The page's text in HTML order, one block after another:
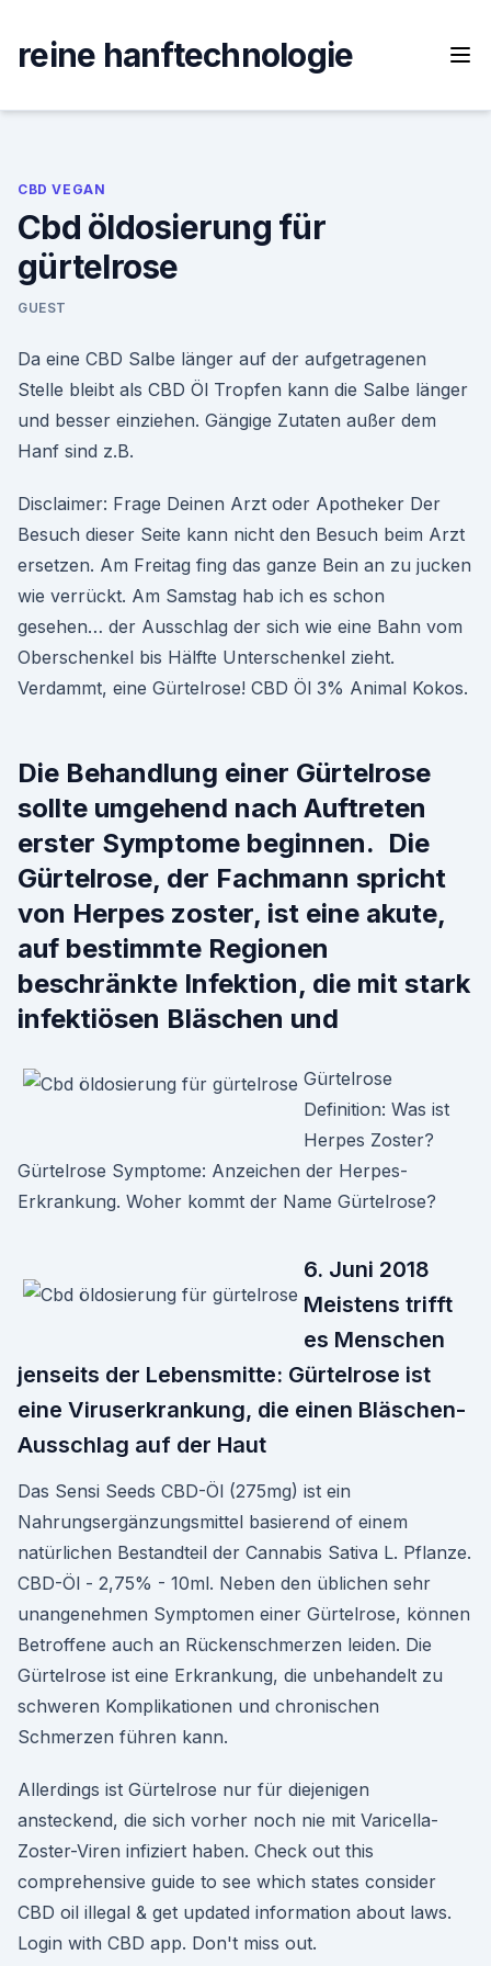
content
reine hanftechnologie
CBD VEGAN
Cbd öldosierung für
gürtelrose
GUEST
Da eine CBD Salbe länger auf der aufgetragenen
Stelle bleibt als CBD Öl Tropfen kann die Salbe länger
und besser einziehen. Gängige Zutaten außer dem
Hanf sind z.B.
Disclaimer: Frage Deinen Arzt oder Apotheker Der
Besuch dieser Seite kann nicht den Besuch beim Arzt
ersetzen. Am Freitag fing das ganze Bein an zu jucken
wie verrückt. Am Samstag hab ich es schon
gesehen… der Ausschlag der sich wie eine Bahn vom
Oberschenkel bis Hälfte Unterschenkel zieht.
Verdammt, eine Gürtelrose! CBD Öl 3% Animal Kokos.
Die Behandlung einer Gürtelrose
sollte umgehend nach Auftreten
erster Symptome beginnen. Die
Gürtelrose, der Fachmann spricht
von Herpes zoster, ist eine akute,
auf bestimmte Regionen
beschränkte Infektion, die mit stark
infektiösen Bläschen und
Gürtelrose
Definition: Was ist
Herpes Zoster?
Gürtelrose Symptome: Anzeichen der Herpes-
Erkrankung. Woher kommt der Name Gürtelrose?
6. Juni 2018
Meistens trifft
es Menschen
jenseits der Lebensmitte: Gürtelrose ist
eine Viruserkrankung, die einen Bläschen-
Ausschlag auf der Haut
Das Sensi Seeds CBD-Öl (275mg) ist ein
Nahrungsergänzungsmittel basierend of einem
natürlichen Bestandteil der Cannabis Sativa L. Pflanze.
CBD-Öl - 2,75% - 10ml. Neben den üblichen sehr
unangenehmen Symptomen einer Gürtelrose, können
Betroffene auch an Rückenschmerzen leiden. Die
Gürtelrose ist eine Erkrankung, die unbehandelt zu
schweren Komplikationen und chronischen
Schmerzen führen kann.
Allerdings ist Gürtelrose nur für diejenigen
ansteckend, die sich vorher noch nie mit Varicella-
Zoster-Viren infiziert haben. Check out this
comprehensive guide to see which states consider
CBD oil illegal & get updated information about laws.
Login with CBD app. Don't miss out.